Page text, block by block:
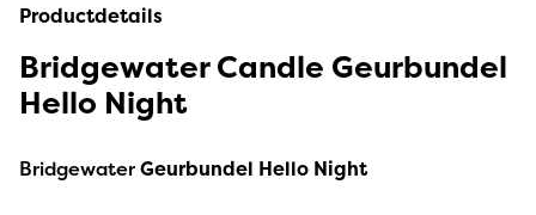
Productdetails
Bridgewater Candle Geurbundel
Hello Night
BridgewaterGeurbundel Hello Night